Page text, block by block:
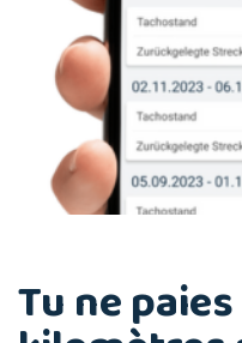
Tu ne